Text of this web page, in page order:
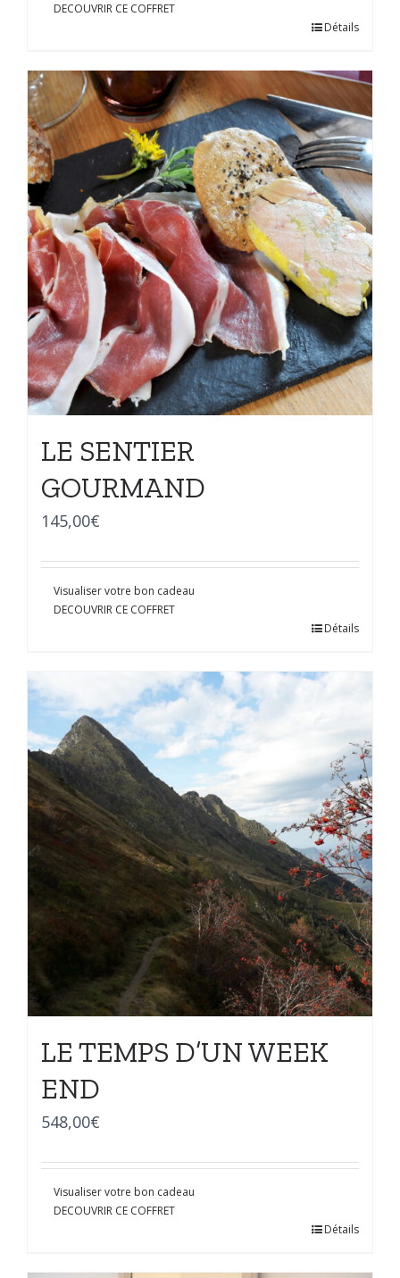
DECOUVRIR CE COFFRET
Détails
LE SENTIER
GOURMAND
145,00€
Visualiser votre bon cadeau
DECOUVRIR CE COFFRET
Détails
LE TEMPS D’UN WEEK
END
548,00€
Visualiser votre bon cadeau
DECOUVRIR CE COFFRET
Détails